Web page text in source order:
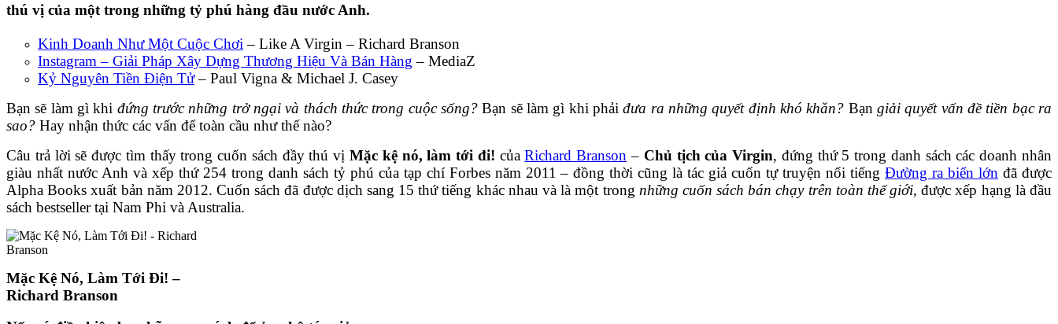
thú vị của một trong những tỷ phú hàng đầu nước Anh.
Kinh Doanh Như Một Cuộc Chơi – Like A Virgin – Richard Branson
Instagram – Giải Pháp Xây Dựng Thương Hiệu Và Bán Hàng – MediaZ
Kỷ Nguyên Tiền Điện Tử– Paul Vigna & Michael J. Casey
Bạn sẽ làm gì khi đứng trước những trở ngại và thách thức trong cuộc sống? Bạn sẽ làm gì khi phảiđưa ra những quyết định khó khăn? Bạngiải quyết vấn đề tiền bạc ra
sao? Hay nhận thức các vấn để toàn cầu như thế nào?
Câu trả lời sẽ được tìm thấy trong cuốn sách đầy thú vịMặc kệ nó, làm tới đi! củaRichard Branson – Chủ tịch của Virgin, đứng thứ 5 trong danh sách các doanh nhân
giàu nhất nước Anh và xếp thứ 254 trong danh sách tỷ phú của tạp chí Forbes năm 2011 – đồng thời cũng là tác giả cuốn tự truyện nổi tiếngĐường ra biển lớn đã được
Alpha Books xuất bản năm 2012. Cuốn sách đã được dịch sang 15 thứ tiếng khác nhau và là một trong những cuốn sách bán chạy trên toàn thế giới, được xếp hạng là đầu
sách bestseller tại Nam Phi và Australia.
Mặc Kệ Nó, Làm Tới Đi! –
Richard Branson